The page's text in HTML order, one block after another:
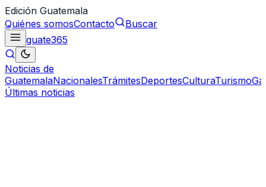
Edición Guatemala
Quiénes somosContacto
Buscar
guate365
Noticias de
GuatemalaNacionalesTrámitesDeportesCulturaTurismo
Últimas noticias